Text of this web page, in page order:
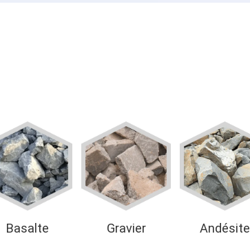
Basalte Gravier Andésite